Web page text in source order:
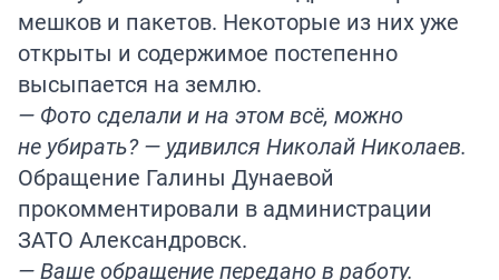
мешков и пакетов. Некоторые из них уже
открыты и содержимое постепенно
высыпается на землю.
— Фото сделали и на этом всё, можно
не убирать? — удивился Николай Николаев.
Обращение Галины Дунаевой
прокомментировали в администрации
ЗАТО Александровск.
— Ваше обращение передано в работу.